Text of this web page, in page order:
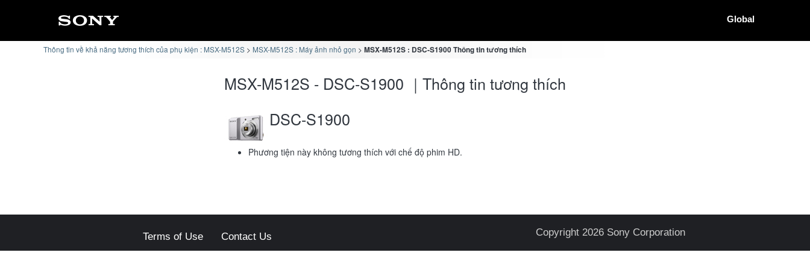
Global
Thông tin về khả năng tương thích của phụ kiện : MSX-M512S MSX-M512S : Máy ảnh nhỏ gọn MSX-M512S : DSC-S1900 Thông tin tương thích
MSX-M512S - DSC-S1900 ｜Thông tin tương thích
DSC-S1900
Phương tiện này không tương thích với chế độ phim HD.
Terms of Use Contact Us Copyright 2026 Sony Corporation